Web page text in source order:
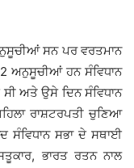
ਸਨ ਪਰ ਵਰਤਮਾਨ
ਅਨੁਸੂਚੀਆਂ ਹਨ ਸੰਵਿਧਾਨ
ਅਤੇ ਉਸੇ ਦਿਨ ਸੰਵਿਧਾਨ
ਰਾਸ਼ਟਰਪਤੀ ਚੁਣਿਆ
ਸੰਵਿਧਾਨ ਸਭਾ ਦੇ ਸਥਾਈ
ਭਾਰਤ ਰਤਨ ਨਾਲ